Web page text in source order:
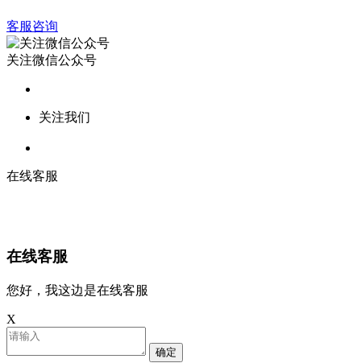
客服咨询
关注微信公众号
关注我们
在线客服
在线客服
您好，我这边是在线客服
X
确定